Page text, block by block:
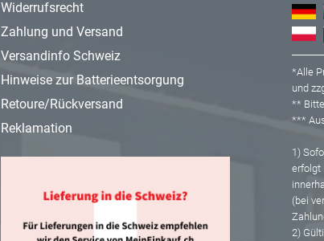
Widerrufsrecht
Zahlung und Versand
Versandinfo Schweiz
Hinweise zur Batterieentsorgung
Retoure/Rückversand
Reklamation
*Alle
und
**
***
1)
erfolgt
(bei
2)